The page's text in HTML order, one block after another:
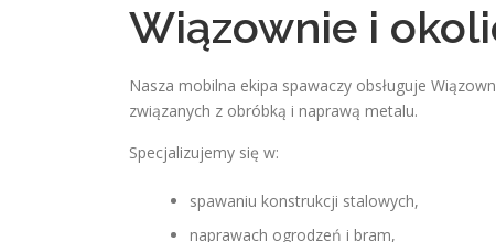
Wiązownie i
Nasza mobilna ekipa spawaczy obsługuje
związanych z obróbką i naprawą metalu.
Specjalizujemy się w:
spawaniu konstrukcji stalowych,
naprawach ogrodzeń i bram,